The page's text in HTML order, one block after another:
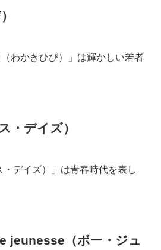
わかきひび）」は輝かしい若者
・デイズ）
デイズ）」は青春時代を表し
jeunesse（ボー・ジュ